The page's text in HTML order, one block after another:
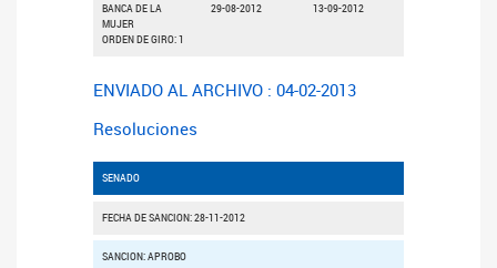
BANCA DE LA
MUJER
ORDEN DE GIRO: 1
29-08-2012 13-09-2012
ENVIADO AL ARCHIVO : 04-02-2013
Resoluciones
SENADO
FECHA DE SANCION: 28-11-2012
SANCION: APROBO